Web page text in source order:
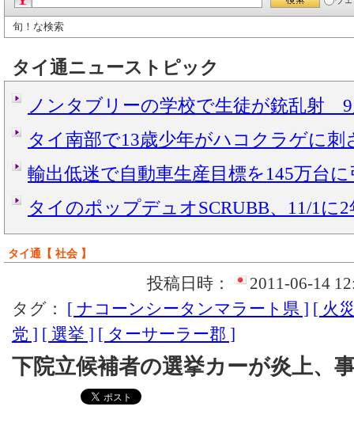
旬！な検索
タイ通ニューストピック
ノンタブリーの学校で生徒が銃乱射
タイ南部で13歳少年がハコクラゲに刺
輸出低迷で自動車生産目標を145万台
タイのポップデュオSCRUBB、11/1に
タイ通【 社会 】
投稿日時：
2011-06-14
タグ： [ ナコーンシータンマラート県 ] [ 火
党 ] [ 選挙 ] [ ターサーラー郡 ]
下院立候補者の選挙カーが炎上、